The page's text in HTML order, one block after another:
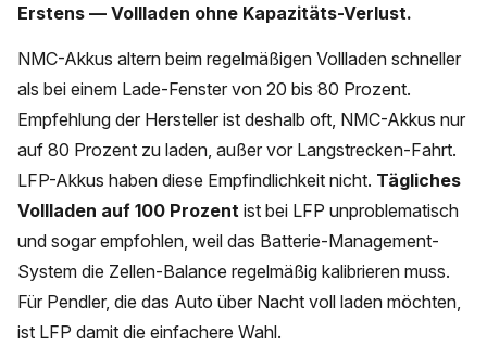
Erstens — Vollladen ohne Kapazitäts-Verlust.
NMC-Akkus altern beim regelmäßigen Vollladen schneller
als bei einem Lade-Fenster von 20 bis 80 Prozent.
Empfehlung der Hersteller ist deshalb oft, NMC-Akkus nur
auf 80 Prozent zu laden, außer vor Langstrecken-Fahrt.
LFP-Akkus haben diese Empfindlichkeit nicht. Tägliches
Vollladen auf 100 Prozent ist bei LFP unproblematisch
und sogar empfohlen, weil das Batterie-Management-
System die Zellen-Balance regelmäßig kalibrieren muss.
Für Pendler, die das Auto über Nacht voll laden möchten,
ist LFP damit die einfachere Wahl.